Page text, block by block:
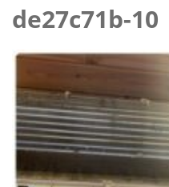
風呂釜洗浄・追い炊き配管
クリーニング
トイレクリーニング
クリニック施設専門清掃
除菌清掃
de27c71b-10